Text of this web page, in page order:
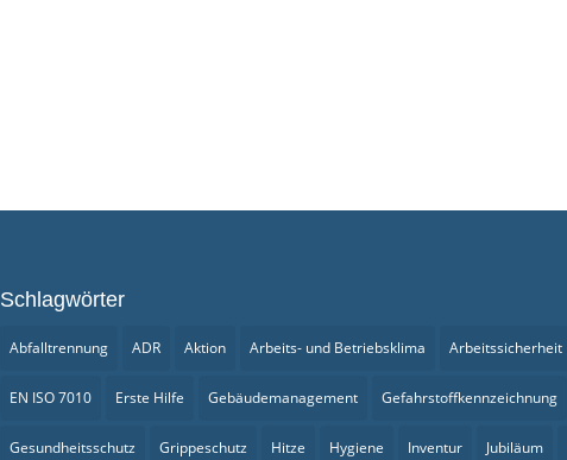
Schlagwörter
Abfalltrennung ADR Aktion Arbeits- und Betriebsklima Arbeitssicherheit
EN ISO 7010 Erste Hilfe Gebäudemanagement Gefahrstoffkennzeichnung
Gesundheitsschutz Grippeschutz Hitze Hygiene Inventur Jubiläum